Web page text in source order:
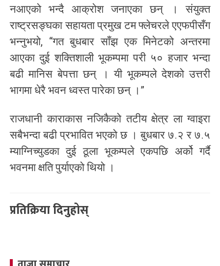
नआएको भन्दै आक्रोश जनाएका छन् । संयुक्त
राष्ट्रसङ्घका सहायता प्रमुख टम फ्लेचरले एएफपीसँग
भन्नुभयो, “गत बुधबार साँझ एक मिनेटको अन्तरमा
आएका दुई शक्तिशाली भूकम्पमा परी ५० हजार भन्दा
बढी मानिस बेपत्ता छन् । यी भूकम्पले देशको उत्तरी
भागमा धेरै भवन ध्वस्त पारेका छन् ।”
राजधानी काराकास नजिकैको तटीय क्षेत्र ला ग्वाइरा
सबैभन्दा बढी प्रभावित भएको छ । बुधबार ७.२ र ७.५
म्याग्निच्युडका दुई ठूला भूकम्पले एकपछि अर्को गर्दै
भवनमा क्षति पुर्याएको थियो ।
प्रतिक्रिया दिनुहोस्